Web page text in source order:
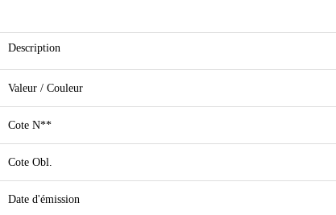
Description
Valeur / Couleur
Cote N**
Cote Obl.
Date d'émission